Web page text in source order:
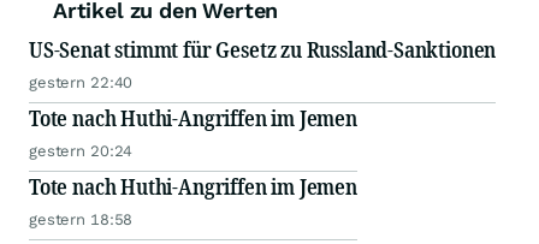
Artikel zu den Werten
US-Senat stimmt für Gesetz zu Russland-Sanktionen
gestern 22:40
Tote nach Huthi-Angriffen im Jemen
gestern 20:24
Tote nach Huthi-Angriffen im Jemen
gestern 18:58